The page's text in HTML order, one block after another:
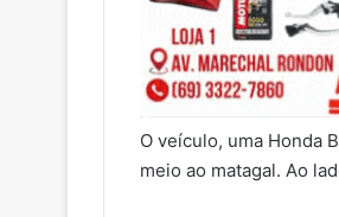
O veículo, uma Honda
meio ao matagal. Ao